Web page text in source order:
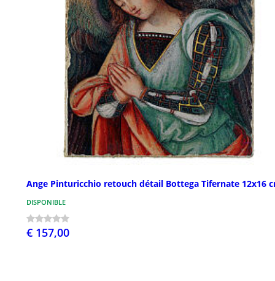
Ange Pinturicchio retouch détail Bottega Tifernate 12x16
DISPONIBLE
€ 157,00